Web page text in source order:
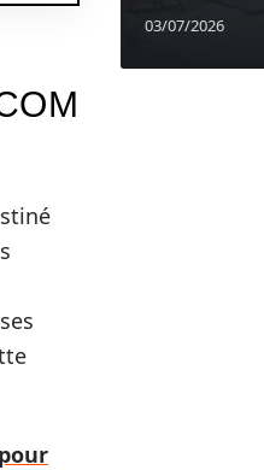
03/07/2026